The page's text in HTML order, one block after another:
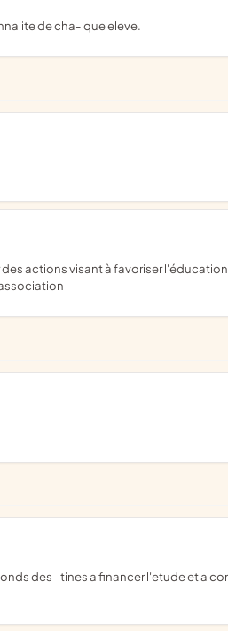
de cha- que eleve.